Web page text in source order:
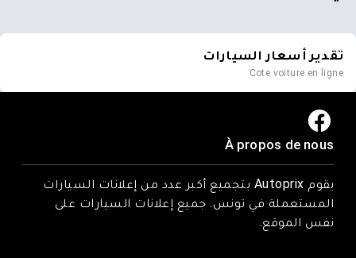
تقدير أسعار السيارات
Cote voiture en ligne
À propos de nous
يقوم Autoprix بتجميع أكبر عدد من إعلانات السيارات
المستعملة في تونس. جميع إعلانات السيارات على
نفس الموقع.